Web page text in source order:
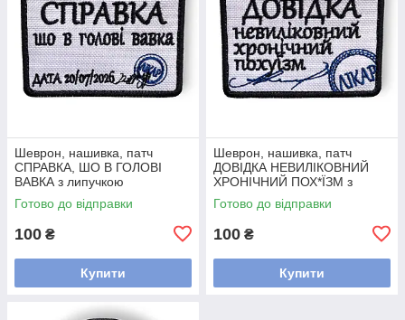
Шеврон, нашивка, патч
СПРАВКА, ШО В ГОЛОВІ
ВАВКА з липучкою
Готово до відправки
100 ₴
Купити
Шеврон, нашивка, патч
ДОВІДКА НЕВИЛІКОВНИЙ
ХРОНІЧНИЙ ПОХ*ЇЗМ з
липучкою
Готово до відправки
100 ₴
Купити